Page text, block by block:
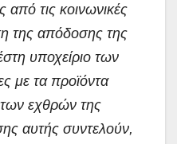
τις κοινωνικές
της απόδοσης της
υποχείριο των
με τα προϊόντα
εχθρών της
αυτής συντελούν,